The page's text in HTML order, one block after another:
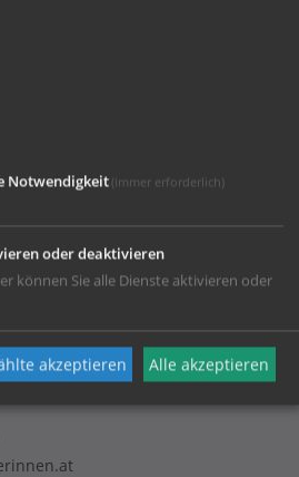
Datenschutz
Herzen Mariens
Traun
Notwendigkeit(immer erforderlich)
oder deaktivieren
können Sie alle Dienste aktivieren oder
akzeptieren Alle akzeptieren